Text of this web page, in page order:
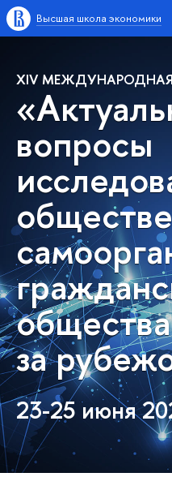
Высшая школа экономики
XIV
вопросы
за
23-25 июня